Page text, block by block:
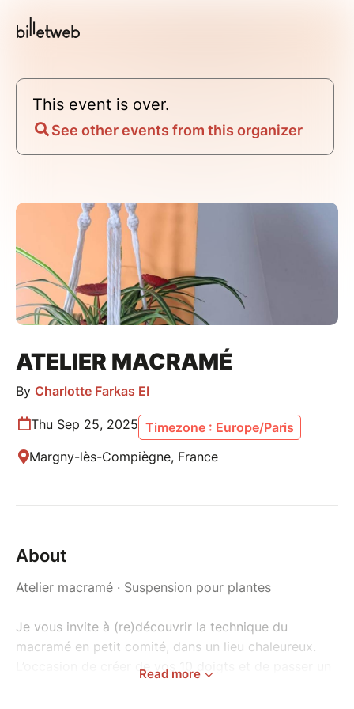
This event is over.
See other events from this organizer
ATELIER MACRAMÉ
By Charlotte Farkas EI
Thu Sep 25, 2025 Timezone : Europe/Paris
Margny-lès-Compiègne, France
About
Atelier macramé · Suspension pour plantes
Je vous invite à (re)découvrir la technique du
macramé en petit comité, dans un lieu chaleureux.
L’occasion de créer de vos 10 doigts et de passer un
Read more